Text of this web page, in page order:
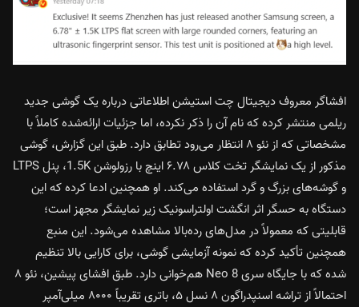
افشاگر معروف دیجیتال چت استیشن اطلاعاتی درباره یک گوشی جدید
ریلمی منتشر کرده که نام آن را ذکر نکرده، اما جزئیات ارائه‌شده کاملاً با
مشخصاتی که از نئو ۸ انتظار می‌رود تطابق دارد. طبق این گزارش، گوشی
مذکور از یک نمایشگر تخت کلاس ۶.۷۸ اینچ با رزولوشن 1.5K، پنل LTPS
و گوشه‌های بزرگ و گرد استفاده می‌کند. او همچنین ادعا کرده که این
دستگاه به حسگر اثر انگشت اولتراسونیک زیر نمایشگر مجهز است؛
قابلیتی که معمولاً در مدل‌های رده‌بالا مشاهده می‌شود. این منبع
همچنین تأکید کرده که نمونه آزمایشی گوشی، برای کارایی بالا تنظیم
شده که با جایگاه سری Neo 8 هم‌خوانی دارد. طبق افشای پیشین، نئو ۸
احتمالاً از تراشه اسنپدراگون ۸ نسل ۵، باتری تقریباً ۸۰۰۰ میلی‌آمپر